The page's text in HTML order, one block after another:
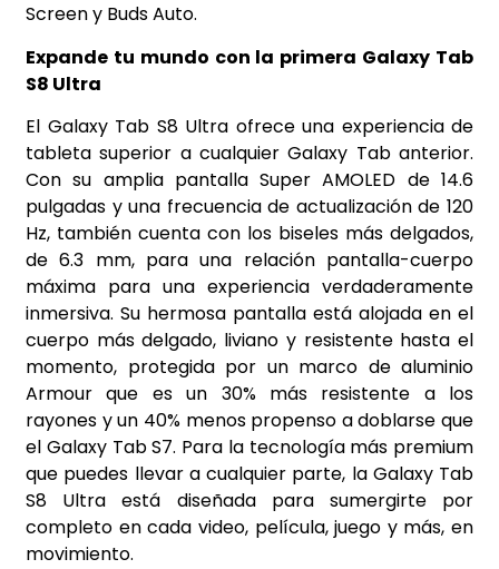
Screen y Buds Auto.
Expande tu mundo con la primera Galaxy Tab
S8 Ultra
El Galaxy Tab S8 Ultra ofrece una experiencia de
tableta superior a cualquier Galaxy Tab anterior.
Con su amplia pantalla Super AMOLED de 14.6
pulgadas y una frecuencia de actualización de 120
Hz, también cuenta con los biseles más delgados,
de 6.3 mm, para una relación pantalla-cuerpo
máxima para una experiencia verdaderamente
inmersiva. Su hermosa pantalla está alojada en el
cuerpo más delgado, liviano y resistente hasta el
momento, protegida por un marco de aluminio
Armour que es un 30% más resistente a los
rayones y un 40% menos propenso a doblarse que
el Galaxy Tab S7. Para la tecnología más premium
que puedes llevar a cualquier parte, la Galaxy Tab
S8 Ultra está diseñada para sumergirte por
completo en cada video, película, juego y más, en
movimiento.